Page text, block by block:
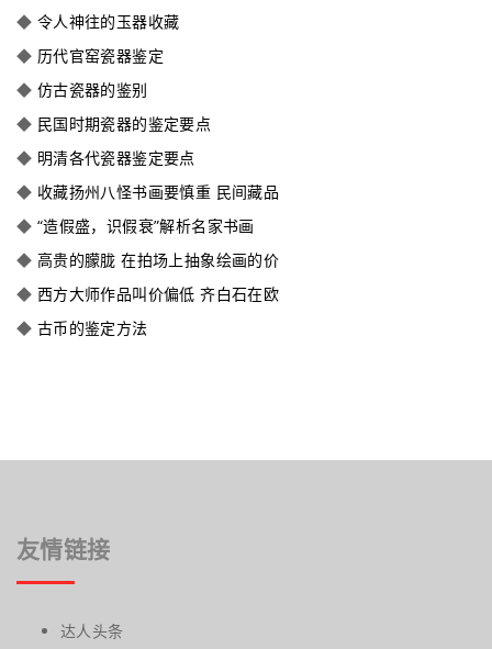
◆ 令人神往的玉器收藏
◆ 历代官窑瓷器鉴定
◆ 仿古瓷器的鉴别
◆ 民国时期瓷器的鉴定要点
◆ 明清各代瓷器鉴定要点
◆ 收藏扬州八怪书画要慎重 民间藏品
◆ “造假盛，识假衰”解析名家书画
◆ 高贵的朦胧 在拍场上抽象绘画的价
◆ 西方大师作品叫价偏低 齐白石在欧
◆ 古币的鉴定方法
友情链接
达人头条